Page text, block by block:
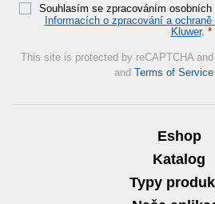
Souhlasím se zpracováním
Informacích o zpracování a
Kluwer. *
This site is protected by reCAPTCHA
and Terms of Service
Eshop
Katalog
Typy